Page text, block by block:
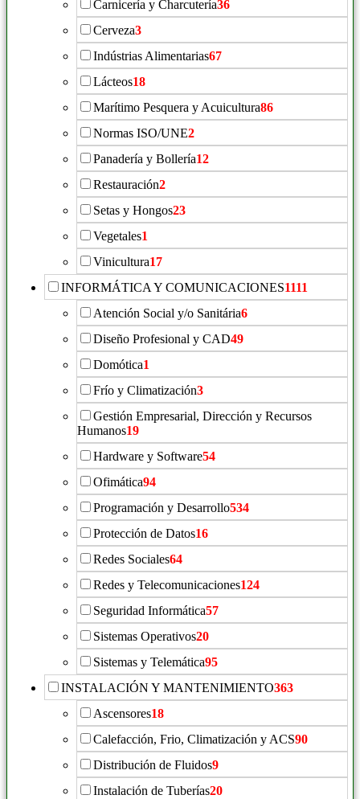
Carnicería y Charcutería36
Cerveza3
Indústrias Alimentarias67
Lácteos18
Marítimo Pesquera y Acuicultura86
Normas ISO/UNE2
Panadería y Bollería12
Restauración2
Setas y Hongos23
Vegetales1
Vinicultura17
INFORMÁTICA Y COMUNICACIONES1111
Atención Social y/o Sanitária6
Diseño Profesional y CAD49
Domótica1
Frío y Climatización3
Gestión Empresarial, Dirección y Recursos
Humanos19
Hardware y Software54
Ofimática94
Programación y Desarrollo534
Protección de Datos16
Redes Sociales64
Redes y Telecomunicaciones124
Seguridad Informática57
Sistemas Operativos20
Sistemas y Telemática95
INSTALACIÓN Y MANTENIMIENTO363
Ascensores18
Calefacción, Frio, Climatización y ACS90
Distribución de Fluidos9
Instalación de Tuberías20